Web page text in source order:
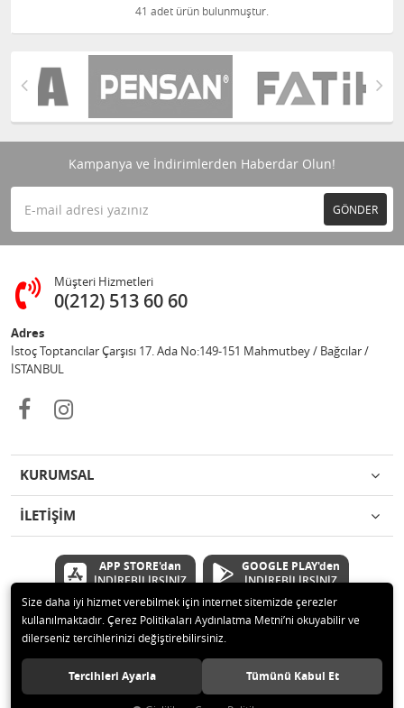
41 adet ürün bulunmuştur.
Kampanya ve İndirimlerden Haberdar Olun!
GÖNDER
Müşteri Hizmetleri
0(212) 513 60 60
Adres
İstoç Toptancılar Çarşısı 17. Ada No:149-151 Mahmutbey / Bağcılar /
İSTANBUL
KURUMSAL
İLETİŞİM
APP STORE'dan
İNDİREBİLİRSİNİZ
GOOGLE PLAY'den
İNDİREBİLİRSİNİZ
© 2020 Çetinkaya Elektronik Kırtasiye Oyuncak San ve Tic.Ltd.Şti Tüm
Size daha iyi hizmet verebilmek için internet sitemizde çerezler
kullanılmaktadır. Çerez Politikaları Aydınlatma Metni’ni okuyabilir ve
dilerseniz tercihlerinizi değiştirebilirsiniz.
Tercihleri Ayarla Tümünü Kabul Et